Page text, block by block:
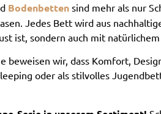
Bodenbetten sind mehr als nur
Jedes Bett wird aus
ist, sondern auch mit
beweisen wir, dass Komfort,
oder als stilvolles